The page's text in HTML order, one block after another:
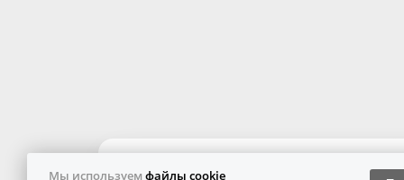
Мы используем файлы cookie